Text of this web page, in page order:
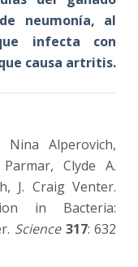
neumonía, al
infecta con
causa artritis.
Alperovich,
Clyde A.
J. Craig Venter.
in Bacteria:
Science 317: 632